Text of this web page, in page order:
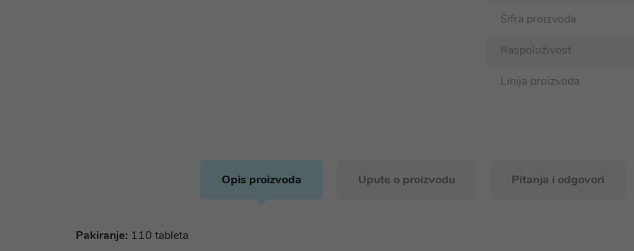
Šifra proizvoda
Raspoloživost
Linija proizvoda
Opis proizvoda Upute o proizvodu Pitanja i odgovori
Pakiranje: 110 tableta